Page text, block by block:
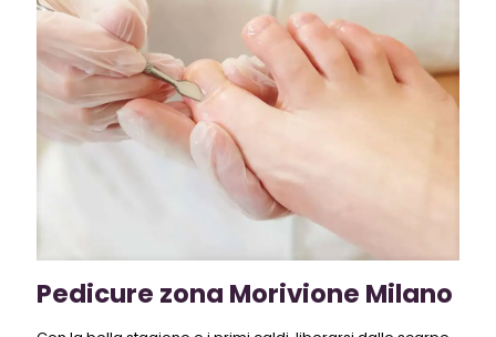
Pedicure zona Morivione Milano